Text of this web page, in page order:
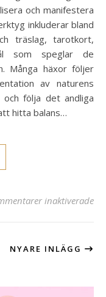
och manifestera
inkluderar bland
träslag, tarotkort,
som speglar de
Många häxor följer
av naturens
följa det andliga
hitta balans…
inaktiveradeför
NYARE INLÄGG